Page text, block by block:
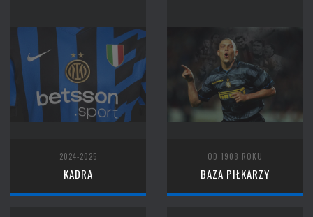
2024-2025
KADRA
OD 1908 ROKU
BAZA PIŁKARZY